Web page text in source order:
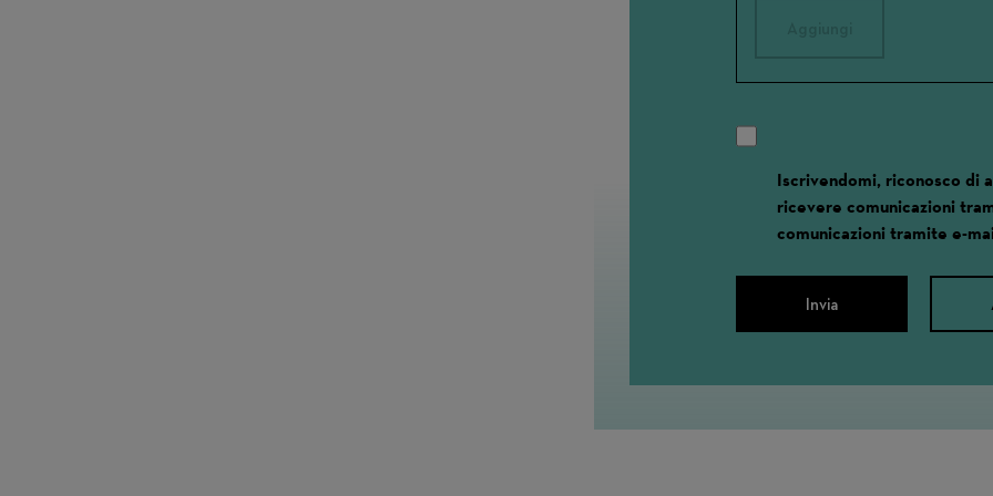
Iscrivendomi, riconosco di
ricevere comunicazioni
comunicazioni tramite e-
Invia